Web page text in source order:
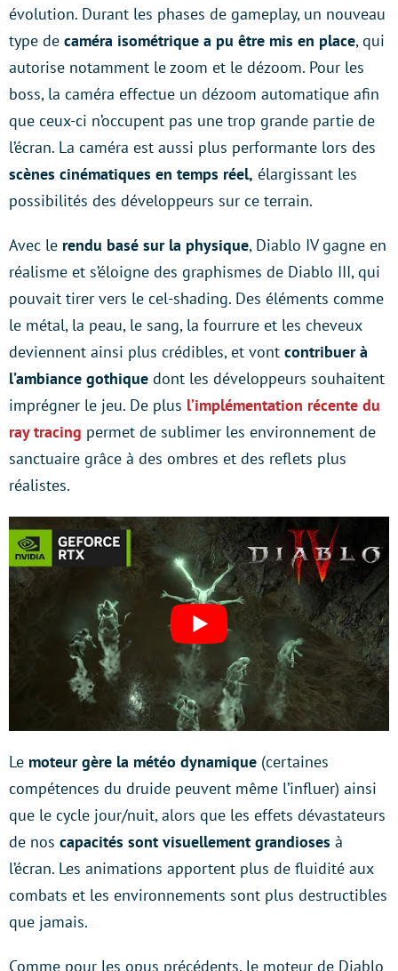
évolution. Durant les phases de gameplay, un nouveau
type de caméra isométrique a pu être mis en place, qui
autorise notamment le zoom et le dézoom. Pour les
boss, la caméra effectue un dézoom automatique afin
que ceux-ci n’occupent pas une trop grande partie de
l’écran. La caméra est aussi plus performante lors des
scènes cinématiques en temps réel, élargissant les
possibilités des développeurs sur ce terrain.
Avec le rendu basé sur la physique, Diablo IV gagne en
réalisme et s’éloigne des graphismes de Diablo III, qui
pouvait tirer vers le cel-shading. Des éléments comme
le métal, la peau, le sang, la fourrure et les cheveux
deviennent ainsi plus crédibles, et vont contribuer à
l’ambiance gothique dont les développeurs souhaitent
imprégner le jeu. De plus l’implémentation récente du
ray tracing permet de sublimer les environnement de
sanctuaire grâce à des ombres et des reflets plus
réalistes.
Le moteur gère la météo dynamique (certaines
compétences du druide peuvent même l’influer) ainsi
que le cycle jour/nuit, alors que les effets dévastateurs
de nos capacités sont visuellement grandioses à
l’écran. Les animations apportent plus de fluidité aux
combats et les environnements sont plus destructibles
que jamais.
Comme pour les opus précédents, le moteur de Diablo